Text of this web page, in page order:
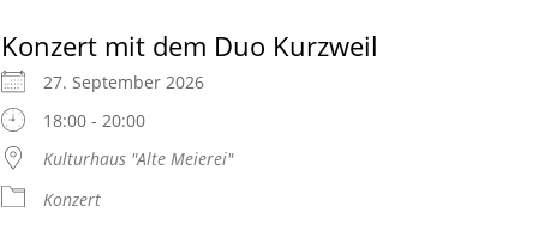
Konzert mit dem Duo Kurzweil
27. September 2026
18:00 - 20:00
Kulturhaus "Alte Meierei"
Konzert